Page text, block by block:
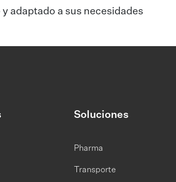
adaptado a sus necesidades
Soluciones
Pharma
Transporte